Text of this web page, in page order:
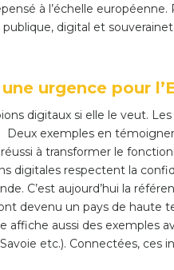
à l’échelle européenne.
digital et
urgence pour
digitaux si elle le veut. Les
exemples en
réussi à transformer le
digitales respectent la
C’est aujourd’hui la
devenu un pays de haute
affiche aussi des exemples
etc.). Connectées, ces